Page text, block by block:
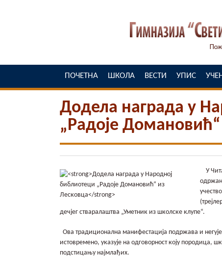
ПОЧЕТНА ШКОЛА ВЕСТИ УПИС
Додела награда у
„Радоје
У
дечјег стваралаштва „Уметник из школске клупе“.
Ова традиционална манифестација подржава и
истовремено, указује на одговорност коју породица,
подстицању најмлађих.